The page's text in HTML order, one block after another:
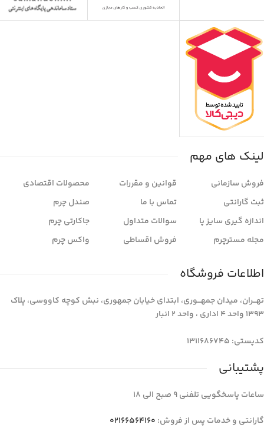
لینک های مهم
فروش سازمانی
ثبت گارانتی
اندازه گیری سایز پا
مجله مسترچرم
قوانین و مقررات
تماس با ما
سوالات متداول
فروش اقساطی
محصولات اقتصادی
صندل چرم
جاکارتی چرم
واکس چرم
اطلاعات فروشگاه
تهـــران، میدان جمهـــوری، ابتدای خیابان جمهوری، نبش کوچه کاووسی، پلاک
1393 واحد 4 اداری ، واحد 2 انبار
کدپستی: 1311686745
پشتیبانی
ساعات پاسخگویی تلفنی 9 صبح الی 18
گارانتی و خدمات پس از فروش: 02166564160